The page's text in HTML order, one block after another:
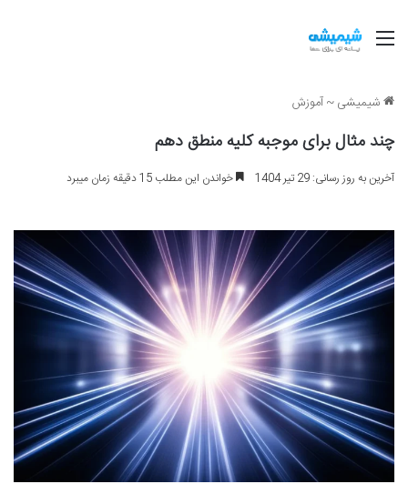
منو
شیمیشی~آموزش
چند مثال برای موجبه کلیه منطق دهم
آخرین به روز رسانی: 29 تیر 1404 خواندن این مطلب 15 دقیقه زمان میبرد